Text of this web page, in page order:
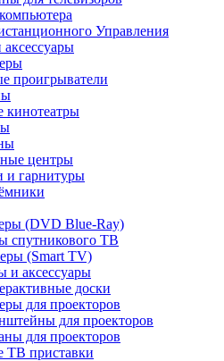
Управления
проигрыватели
центры
и гарнитуры
(DVD Blue-Ray)
спутникового ТВ
(Smart TV)
и аксессуары
доски
для проекторов
для проекторов
для проекторов
ТВ приставки